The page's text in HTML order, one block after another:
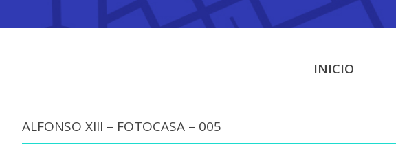
INICIO
ALFONSO XIII – FOTOCASA – 005